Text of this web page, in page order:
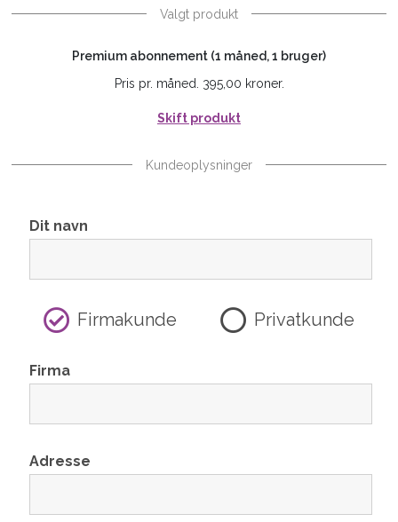
Valgt produkt
Premium abonnement (1 måned, 1 bruger)
Pris pr. måned. 395,00 kroner.
Skift produkt
Kundeoplysninger
Dit navn
Firmakunde Privatkunde
Firma
Adresse